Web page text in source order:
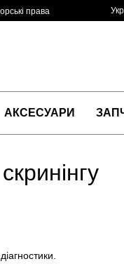
права
Укр
АКСЕСУАРИ